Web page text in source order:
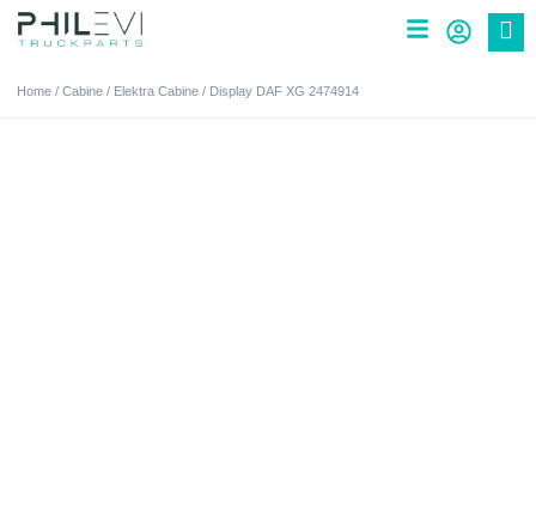
Home / Cabine / Elektra Cabine / Display DAF XG 2474914